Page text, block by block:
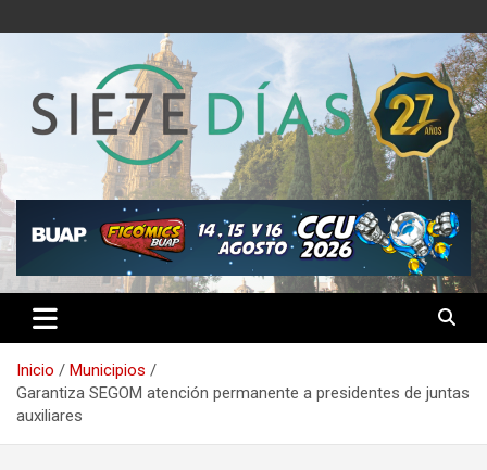
al
Semanario 7 Días
Inicio
Municipios
Garantiza SEGOM atención permanente a presidentes de juntas
auxiliares